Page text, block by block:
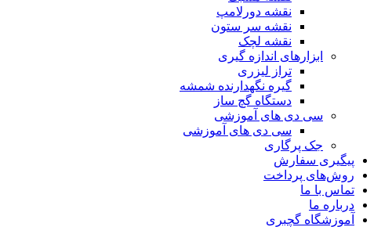
نقشه دورلامپ
نقشه سر ستون
نقشه لچک
ابزارهای اندازه گیری
تراز لیزری
گیره نگهدارنده شمشه
دستگاه گچ ساز
سی دی های آموزشی
سی دی های آموزشی
جک پرگاری
پیگیری سفارش
روش‌های پرداخت
تماس با ما
درباره ما
آموزشگاه گچبری